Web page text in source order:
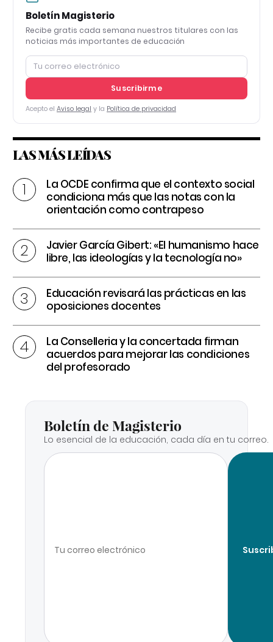
Boletín Magisterio
Recibe gratis cada semana nuestros titulares con las
noticias más importantes de educación
Suscribirme
Acepto el Aviso legal y la Política de privacidad
LAS MÁS LEÍDAS
La OCDE confirma que el contexto social
condiciona más que las notas con la
orientación como contrapeso
Javier García Gibert: «El humanismo hace
libre, las ideologías y la tecnología no»
Educación revisará las prácticas en las
oposiciones docentes
La Conselleria y la concertada firman
acuerdos para mejorar las condiciones
del profesorado
Boletín de Magisterio
Lo esencial de la educación, cada día en tu correo.